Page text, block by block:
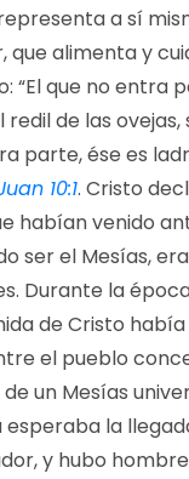
a sí
que alimenta y
“El que no entra
de las ovejas,
parte, ése es
10:1. Cristo
habían venido
ser el Mesías,
Durante la
de Cristo
el pueblo
un Mesías
esperaba la
y hubo